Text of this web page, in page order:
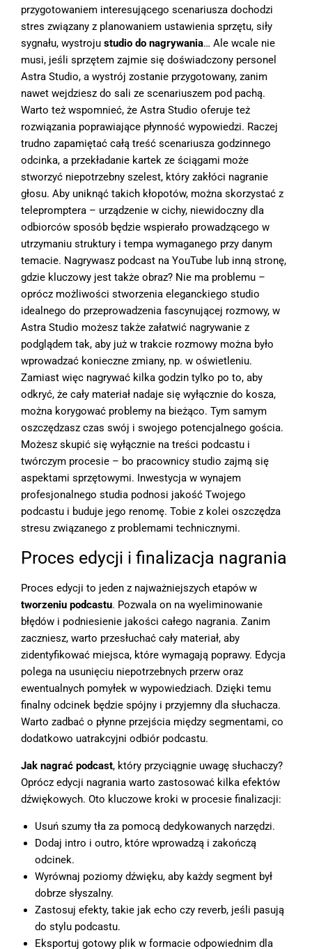
przygotowaniem interesującego scenariusza dochodzi
stres związany z planowaniem ustawienia sprzętu, siły
sygnału, wystroju studio do nagrywania… Ale wcale nie
musi, jeśli sprzętem zajmie się doświadczony personel
Astra Studio, a wystrój zostanie przygotowany, zanim
nawet wejdziesz do sali ze scenariuszem pod pachą.
Warto też wspomnieć, że Astra Studio oferuje też
rozwiązania poprawiające płynność wypowiedzi. Raczej
trudno zapamiętać całą treść scenariusza godzinnego
odcinka, a przekładanie kartek ze ściągami może
stworzyć niepotrzebny szelest, który zakłóci nagranie
głosu. Aby uniknąć takich kłopotów, można skorzystać z
telepromptera – urządzenie w cichy, niewidoczny dla
odbiorców sposób będzie wspierało prowadzącego w
utrzymaniu struktury i tempa wymaganego przy danym
temacie. Nagrywasz podcast na YouTube lub inną stronę,
gdzie kluczowy jest także obraz? Nie ma problemu –
oprócz możliwości stworzenia eleganckiego studio
idealnego do przeprowadzenia fascynującej rozmowy, w
Astra Studio możesz także załatwić nagrywanie z
podglądem tak, aby już w trakcie rozmowy można było
wprowadzać konieczne zmiany, np. w oświetleniu.
Zamiast więc nagrywać kilka godzin tylko po to, aby
odkryć, że cały materiał nadaje się wyłącznie do kosza,
można korygować problemy na bieżąco. Tym samym
oszczędzasz czas swój i swojego potencjalnego gościa.
Możesz skupić się wyłącznie na treści podcastu i
twórczym procesie – bo pracownicy studio zajmą się
aspektami sprzętowymi. Inwestycja w wynajem
profesjonalnego studia podnosi jakość Twojego
podcastu i buduje jego renomę. Tobie z kolei oszczędza
stresu związanego z problemami technicznymi.
Proces edycji i finalizacja nagrania
Proces edycji to jeden z najważniejszych etapów w
tworzeniu podcastu. Pozwala on na wyeliminowanie
błędów i podniesienie jakości całego nagrania. Zanim
zaczniesz, warto przesłuchać cały materiał, aby
zidentyfikować miejsca, które wymagają poprawy. Edycja
polega na usunięciu niepotrzebnych przerw oraz
ewentualnych pomyłek w wypowiedziach. Dzięki temu
finalny odcinek będzie spójny i przyjemny dla słuchacza.
Warto zadbać o płynne przejścia między segmentami, co
dodatkowo uatrakcyjni odbiór podcastu.
Jak nagrać podcast, który przyciągnie uwagę słuchaczy?
Oprócz edycji nagrania warto zastosować kilka efektów
dźwiękowych. Oto kluczowe kroki w procesie finalizacji:
Usuń szumy tła za pomocą dedykowanych narzędzi.
Dodaj intro i outro, które wprowadzą i zakończą
odcinek.
Wyrównaj poziomy dźwięku, aby każdy segment był
dobrze słyszalny.
Zastosuj efekty, takie jak echo czy reverb, jeśli pasują
do stylu podcastu.
Eksportuj gotowy plik w formacie odpowiednim dla